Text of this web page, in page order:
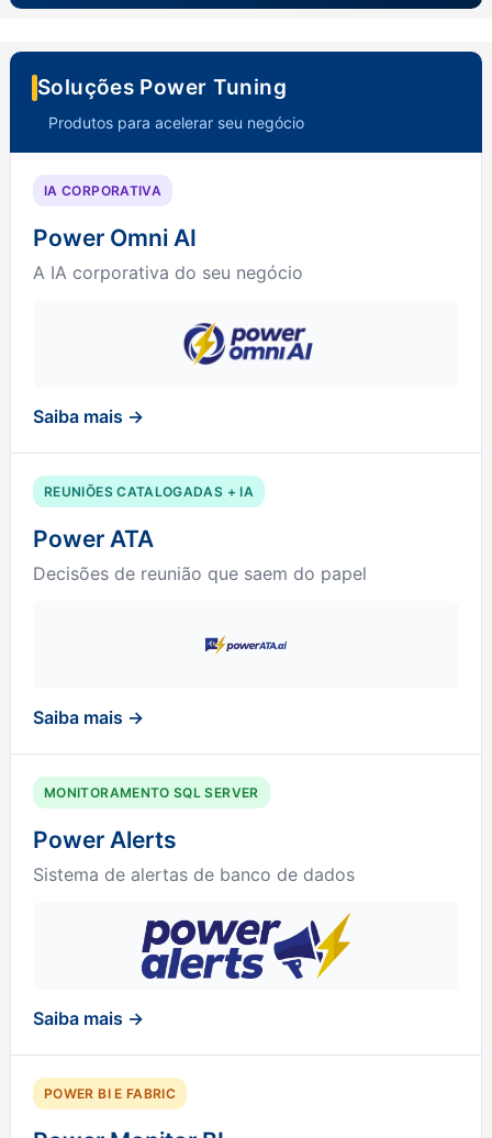
Soluções Power Tuning
Produtos para acelerar seu negócio
IA CORPORATIVA
Power Omni AI
A IA corporativa do seu negócio
Saiba mais →
REUNIÕES CATALOGADAS + IA
Power ATA
Decisões de reunião que saem do papel
Saiba mais →
MONITORAMENTO SQL SERVER
Power Alerts
Sistema de alertas de banco de dados
Saiba mais →
POWER BI E FABRIC